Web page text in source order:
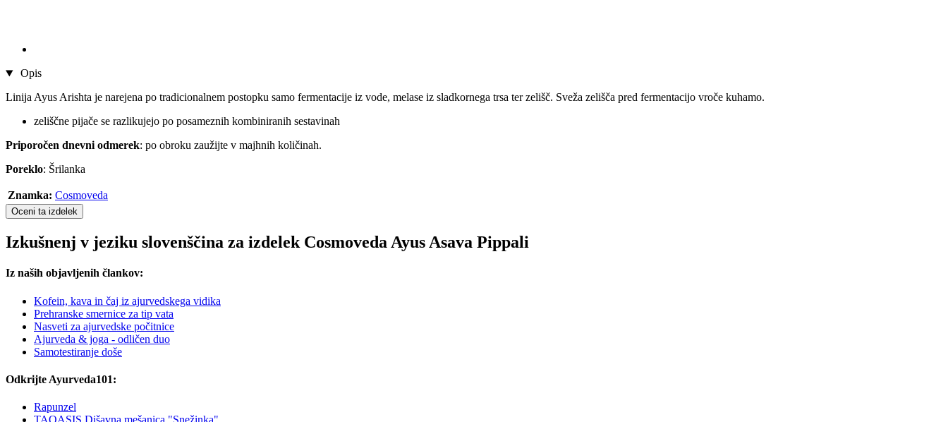
Opis
Linija Ayus Arishta je narejena po tradicionalnem postopku samo fermentacije iz vode, melase iz sladkornega trsa ter zelišč. Sveža zelišča pred fermentacijo vroče kuhamo.
zeliščne pijače se razlikujejo po posameznih kombiniranih sestavinah
Priporočen dnevni odmerek: po obroku zaužijte v majhnih količinah.
Poreklo: Šrilanka
Znamka: Cosmoveda
Oceni ta izdelek
Izkušnenj v jeziku slovenščina za izdelek Cosmoveda Ayus Asava Pippali
Iz naših objavljenih člankov:
Kofein, kava in čaj iz ajurvedskega vidika
Prehranske smernice za tip vata
Nasveti za ajurvedske počitnice
Ajurveda & joga - odličen duo
Samotestiranje doše
Odkrijte Ayurveda101:
Rapunzel